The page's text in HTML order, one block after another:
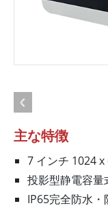
主な特徴
7 インチ 1024
投影型静電容量
IP65完全防水・